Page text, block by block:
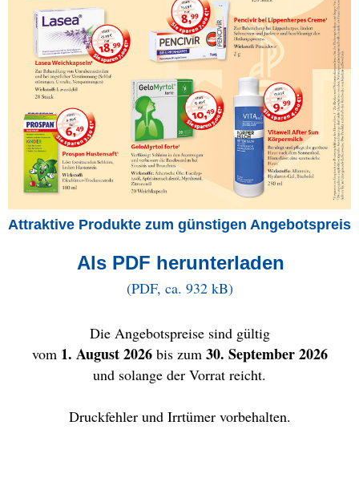
Attraktive Produkte zum günstigen Angebotspreis
Als PDF herunterladen
(PDF, ca. 932 kB)
Die Angebotspreise sind gültig
vom 1. August 2026bis zum 30. September 2026
und solange der Vorrat reicht.
Druckfehler und Irrtümer vorbehalten.